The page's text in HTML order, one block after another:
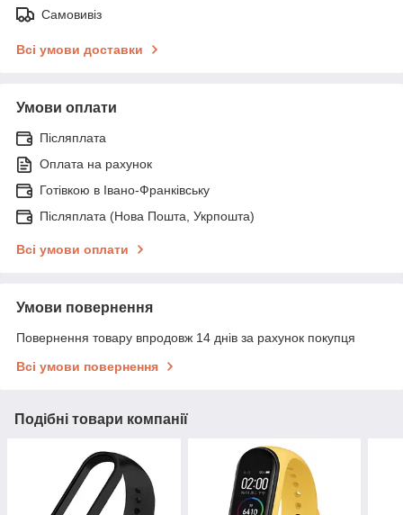
Самовивіз
Всі умови доставки
Умови оплати
Післяплата
Оплата на рахунок
Готівкою в Івано-Франківську
Післяплата (Нова Пошта, Укрпошта)
Всі умови оплати
Умови повернення
Повернення товару впродовж 14 днів за рахунок покупця
Всі умови повернення
Подібні товари компанії